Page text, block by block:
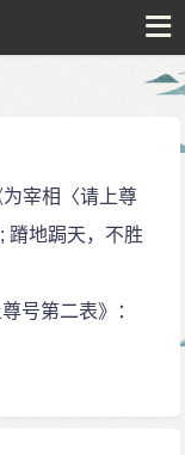
宰相〈请上尊
蹐地跼天，不胜
号第二表》：